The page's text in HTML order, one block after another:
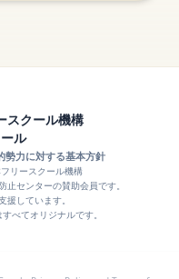
スクール機構
ル
勢力に対する基本方針
リースクール機構
センターの賛助会員です。
しています。
べてオリジナルです。